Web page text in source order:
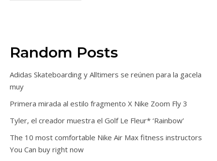
Random Posts
Adidas Skateboarding y Alltimers se reúnen para la gacela
muy
Primera mirada al estilo fragmento X Nike Zoom Fly 3
Tyler, el creador muestra el Golf Le Fleur* ‘Rainbow’
The 10 most comfortable Nike Air Max fitness instructors
You Can buy right now